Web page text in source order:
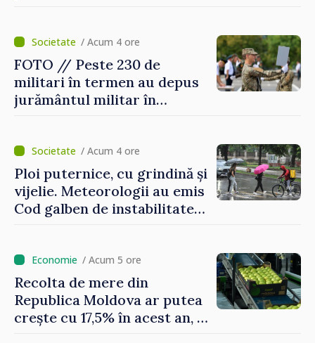
Monitorul Oficial
/ Acum 4 ore
FOTO // Peste 230 de
militari în termen au depus
jurământul militar în
/ Acum 4 ore
Ploi puternice, cu grindină și
vijelie. Meteorologii au emis
Cod galben de instabilitate
/ Acum 5 ore
Recolta de mere din
Republica Moldova ar putea
crește cu 17,5% în acest an, în